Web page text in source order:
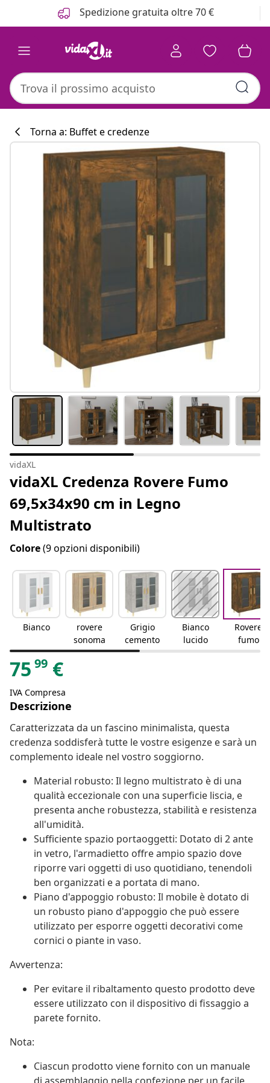
Spedizione gratuita oltre 70 €
Torna a: Buffet e credenze
vidaXL
vidaXL Credenza Rovere Fumo
69,5x34x90 cm in Legno
Multistrato
Colore(9 opzioni disponibili)
Bianco
rovere
sonoma
Grigio
cemento
Bianco
lucido
Rovere
fumo
75 99 €
IVA Compresa
Descrizione
Caratterizzata da un fascino minimalista, questa
credenza soddisferà tutte le vostre esigenze e sarà un
complemento ideale nel vostro soggiorno.
Material robusto: Il legno multistrato è di una
qualità eccezionale con una superficie liscia, e
presenta anche robustezza, stabilità e resistenza
all'umidità.
Sufficiente spazio portaoggetti: Dotato di 2 ante
in vetro, l'armadietto offre ampio spazio dove
riporre vari oggetti di uso quotidiano, tenendoli
ben organizzati e a portata di mano.
Piano d'appoggio robusto: Il mobile è dotato di
un robusto piano d'appoggio che può essere
utilizzato per esporre oggetti decorativi come
cornici o piante in vaso.
Avvertenza:
Per evitare il ribaltamento questo prodotto deve
essere utilizzato con il dispositivo di fissaggio a
parete fornito.
Nota:
Ciascun prodotto viene fornito con un manuale